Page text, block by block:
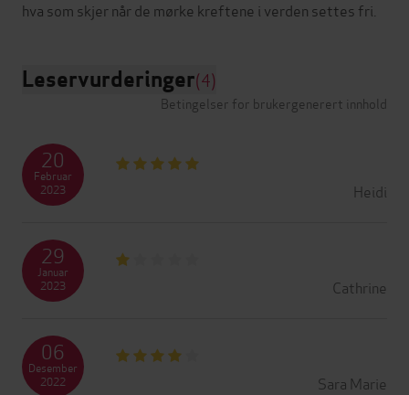
Leservurderinger(4)
Betingelser for brukergenerert innhold
Heidi
20
Februar
2023
Cathrine
29
Januar
2023
Sara Marie
06
Desember
2022